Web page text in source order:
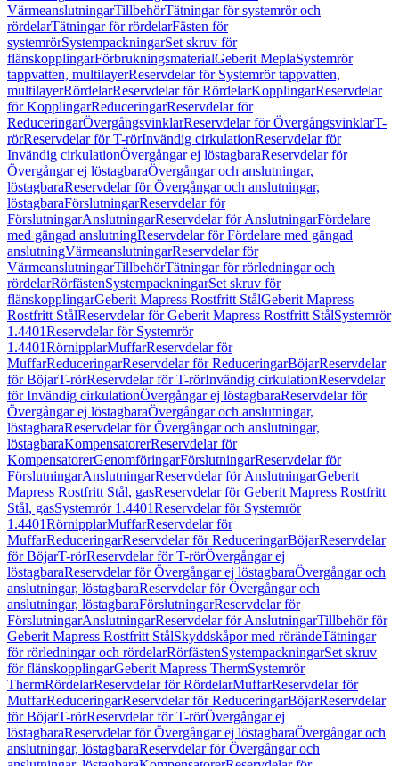
VärmeanslutningarTillbehörTätningar för systemrör och
rördelarTätningar för rördelarFästen för
systemrörSystempackningarSet skruv för
flänskopplingarFörbrukningsmaterialGeberit MeplaSystemrör
tappvatten, multilayerReservdelar för Systemrör tappvatten,
multilayerRördelarReservdelar för RördelarKopplingarReservdelar
för KopplingarReduceringarReservdelar för
ReduceringarÖvergångsvinklarReservdelar för ÖvergångsvinklarT-
rörReservdelar för T-rörInvändig cirkulationReservdelar för
Invändig cirkulationÖvergångar ej löstagbaraReservdelar för
Övergångar ej löstagbaraÖvergångar och anslutningar,
löstagbaraReservdelar för Övergångar och anslutningar,
löstagbaraFörslutningarReservdelar för
FörslutningarAnslutningarReservdelar för AnslutningarFördelare
med gängad anslutningReservdelar för Fördelare med gängad
anslutningVärmeanslutningarReservdelar för
VärmeanslutningarTillbehörTätningar för rörledningar och
rördelarRörfästenSystempackningarSet skruv för
flänskopplingarGeberit Mapress Rostfritt StålGeberit Mapress
Rostfritt StålReservdelar för Geberit Mapress Rostfritt StålSystemrör
1.4401Reservdelar för Systemrör
1.4401RörnipplarMuffarReservdelar för
MuffarReduceringarReservdelar för ReduceringarBöjarReservdelar
för BöjarT-rörReservdelar för T-rörInvändig cirkulationReservdelar
för Invändig cirkulationÖvergångar ej löstagbaraReservdelar för
Övergångar ej löstagbaraÖvergångar och anslutningar,
löstagbaraReservdelar för Övergångar och anslutningar,
löstagbaraKompensatorerReservdelar för
KompensatorerGenomföringarFörslutningarReservdelar för
FörslutningarAnslutningarReservdelar för AnslutningarGeberit
Mapress Rostfritt Stål, gasReservdelar för Geberit Mapress Rostfritt
Stål, gasSystemrör 1.4401Reservdelar för Systemrör
1.4401RörnipplarMuffarReservdelar för
MuffarReduceringarReservdelar för ReduceringarBöjarReservdelar
för BöjarT-rörReservdelar för T-rörÖvergångar ej
löstagbaraReservdelar för Övergångar ej löstagbaraÖvergångar och
anslutningar, löstagbaraReservdelar för Övergångar och
anslutningar, löstagbaraFörslutningarReservdelar för
FörslutningarAnslutningarReservdelar för AnslutningarTillbehör för
Geberit Mapress Rostfritt StålSkyddskåpor med rörändeTätningar
för rörledningar och rördelarRörfästenSystempackningarSet skruv
för flänskopplingarGeberit Mapress ThermSystemrör
ThermRördelarReservdelar för RördelarMuffarReservdelar för
MuffarReduceringarReservdelar för ReduceringarBöjarReservdelar
för BöjarT-rörReservdelar för T-rörÖvergångar ej
löstagbaraReservdelar för Övergångar ej löstagbaraÖvergångar och
anslutningar, löstagbaraReservdelar för Övergångar och